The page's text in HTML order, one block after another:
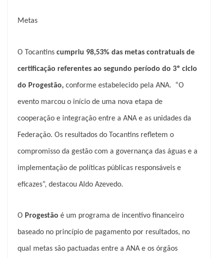
Metas
O Tocantins cumpriu 98,53% das metas contratuais de
certificação referentes ao segundo período do 3º ciclo
do Progestão, conforme estabelecido pela ANA. “O
evento marcou o início de uma nova etapa de
cooperação e integração entre a ANA e as unidades da
Federação. Os resultados do Tocantins refletem o
compromisso da gestão com a governança das águas e a
implementação de políticas públicas responsáveis e
eficazes”, destacou Aldo Azevedo.
O Progestão é um programa de incentivo financeiro
baseado no princípio de pagamento por resultados, no
qual metas são pactuadas entre a ANA e os órgãos